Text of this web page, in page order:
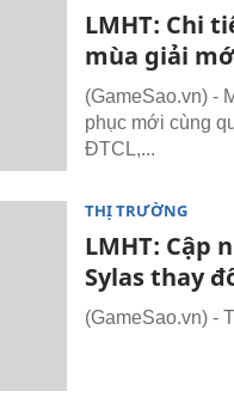
LMHT: Chi
mùa giải
(GameSao.vn) -
phục mới cùng
ĐTCL,...
THỊ TRƯỜNG
LMHT: Cập
Sylas thay
(GameSao.vn) -